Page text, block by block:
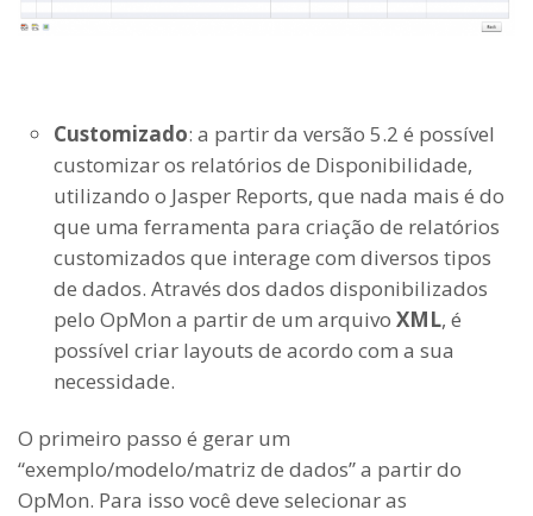
Customizado: a partir da versão 5.2 é possível
customizar os relatórios de Disponibilidade,
utilizando o Jasper Reports, que nada mais é do
que uma ferramenta para criação de relatórios
customizados que interage com diversos tipos
de dados. Através dos dados disponibilizados
pelo OpMon a partir de um arquivo XML, é
possível criar layouts de acordo com a sua
necessidade.
O primeiro passo é gerar um
“exemplo/modelo/matriz de dados” a partir do
OpMon. Para isso você deve selecionar as